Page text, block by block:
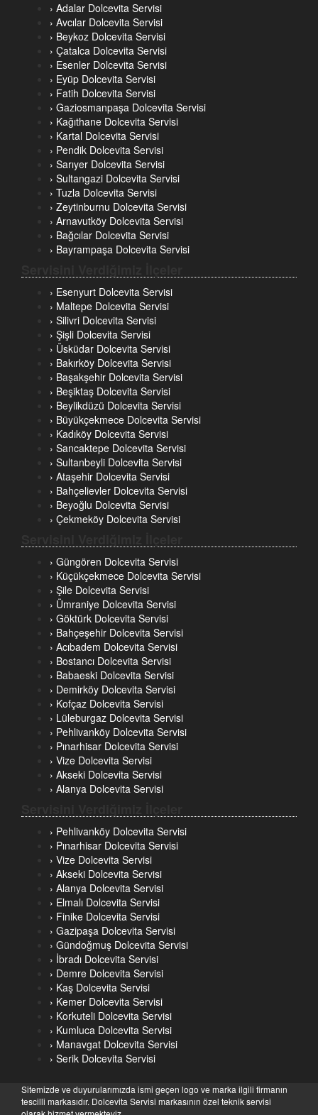
› Adalar Dolcevita Servisi
› Avcılar Dolcevita Servisi
› Beykoz Dolcevita Servisi
› Çatalca Dolcevita Servisi
› Esenler Dolcevita Servisi
› Eyüp Dolcevita Servisi
› Fatih Dolcevita Servisi
› Gaziosmanpaşa Dolcevita Servisi
› Kağıthane Dolcevita Servisi
› Kartal Dolcevita Servisi
› Pendik Dolcevita Servisi
› Sarıyer Dolcevita Servisi
› Sultangazi Dolcevita Servisi
› Tuzla Dolcevita Servisi
› Zeytinburnu Dolcevita Servisi
› Arnavutköy Dolcevita Servisi
› Bağcılar Dolcevita Servisi
› Bayrampaşa Dolcevita Servisi
› Esenyurt Dolcevita Servisi
› Maltepe Dolcevita Servisi
› Silivri Dolcevita Servisi
› Şişli Dolcevita Servisi
› Üsküdar Dolcevita Servisi
› Bakırköy Dolcevita Servisi
› Başakşehir Dolcevita Servisi
› Beşiktaş Dolcevita Servisi
› Beylikdüzü Dolcevita Servisi
› Büyükçekmece Dolcevita Servisi
› Kadıköy Dolcevita Servisi
› Sancaktepe Dolcevita Servisi
› Sultanbeyli Dolcevita Servisi
› Ataşehir Dolcevita Servisi
› Bahçelievler Dolcevita Servisi
› Beyoğlu Dolcevita Servisi
› Çekmeköy Dolcevita Servisi
› Güngören Dolcevita Servisi
› Küçükçekmece Dolcevita Servisi
› Şile Dolcevita Servisi
› Ümraniye Dolcevita Servisi
› Göktürk Dolcevita Servisi
› Bahçeşehir Dolcevita Servisi
› Acıbadem Dolcevita Servisi
› Bostancı Dolcevita Servisi
› Babaeski Dolcevita Servisi
› Demirköy Dolcevita Servisi
› Kofçaz Dolcevita Servisi
› Lüleburgaz Dolcevita Servisi
› Pehlivanköy Dolcevita Servisi
› Pınarhisar Dolcevita Servisi
› Vize Dolcevita Servisi
› Akseki Dolcevita Servisi
› Alanya Dolcevita Servisi
› Pehlivanköy Dolcevita Servisi
› Pınarhisar Dolcevita Servisi
› Vize Dolcevita Servisi
› Akseki Dolcevita Servisi
› Alanya Dolcevita Servisi
› Elmalı Dolcevita Servisi
› Finike Dolcevita Servisi
› Gazipaşa Dolcevita Servisi
› Gündoğmuş Dolcevita Servisi
› İbradı Dolcevita Servisi
› Demre Dolcevita Servisi
› Kaş Dolcevita Servisi
› Kemer Dolcevita Servisi
› Korkuteli Dolcevita Servisi
› Kumluca Dolcevita Servisi
› Manavgat Dolcevita Servisi
› Serik Dolcevita Servisi
Sitemizde ve duyurularımızda ismi geçen logo ve marka ilgili firmanın
tescilli markasıdır. Dolcevita Servisi markasının özel teknik servisi